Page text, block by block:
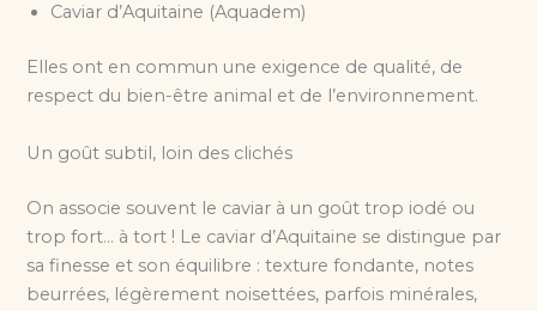
Caviar d’Aquitaine (Aquadem)
Elles ont en commun une exigence de qualité, de
respect du bien-être animal et de l’environnement.
Un goût subtil, loin des clichés
On associe souvent le caviar à un goût trop iodé ou
trop fort… à tort ! Le caviar d’Aquitaine se distingue par
sa finesse et son équilibre : texture fondante, notes
beurrées, légèrement noisettées, parfois minérales,